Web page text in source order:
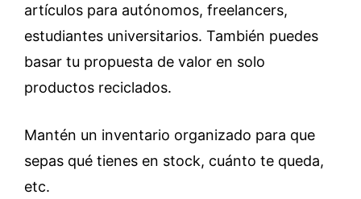
artículos para autónomos, freelancers,
estudiantes universitarios. También puedes
basar tu propuesta de valor en solo
productos reciclados.
Mantén un inventario organizado para que
sepas qué tienes en stock, cuánto te queda,
etc.